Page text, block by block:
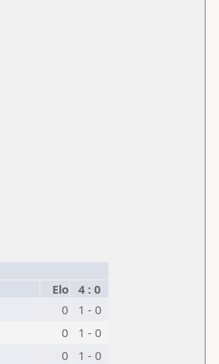
Elo 4 : 0
0
1 - 0
0
1 - 0
0
1 - 0